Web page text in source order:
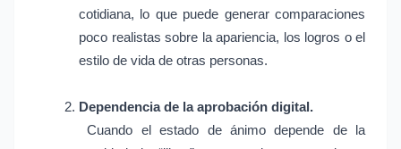
cotidiana, lo que puede generar comparaciones
poco realistas sobre la apariencia, los logros o el
estilo de vida de otras personas.
Dependencia de la aprobación digital.
Cuando el estado de ánimo depende de la